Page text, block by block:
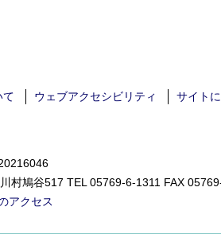
て ウェブアクセシビリティ サイト
村鳩谷517 TEL 05769-6-1311 FAX
アクセス